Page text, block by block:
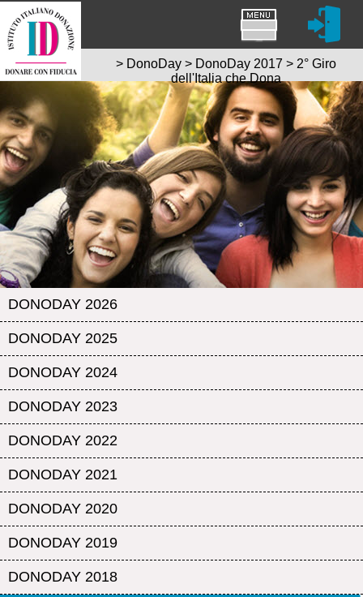
DONODAY 2026
DONODAY 2025
DONODAY 2024
DONODAY 2023
DONODAY 2022
DONODAY 2021
DONODAY 2020
DONODAY 2019
DONODAY 2018
> DonoDay > DonoDay 2017 > 2° Giro
dell'Italia che Dona